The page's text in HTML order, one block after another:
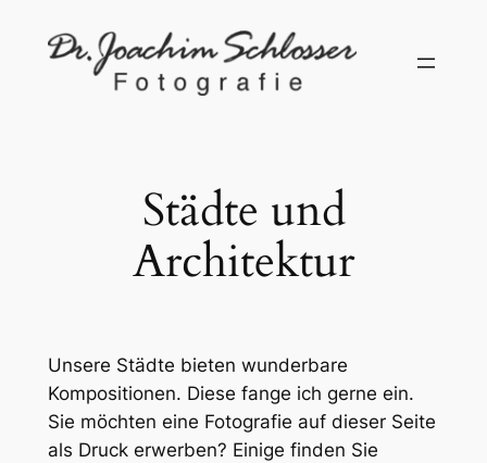
Inhalt
Städte und
Architektur
Unsere Städte bieten wunderbare
Kompositionen. Diese fange ich gerne ein.
Sie möchten eine Fotografie auf dieser Seite
als Druck erwerben? Einige finden Sie